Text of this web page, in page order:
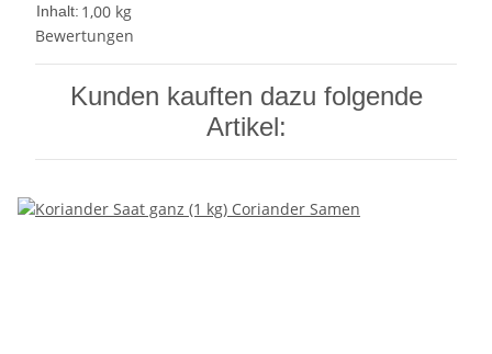
Inhalt: 1,00 kg
Bewertungen
Kunden kauften dazu folgende
Artikel: